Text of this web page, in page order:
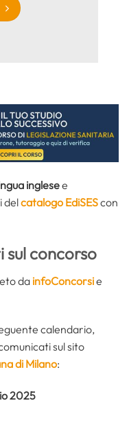
inglesee
delcatalogo EdiSEScon
concorso
da infoConcorsie
calendario,
sul sito
di Milano:
2025